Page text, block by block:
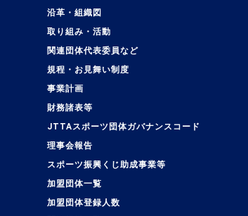
沿革・組織図
取り組み・活動
関連団体代表委員など
規程・お見舞い制度
事業計画
財務諸表等
JTTAスポーツ団体ガバナンスコード
理事会報告
スポーツ振興くじ助成事業等
加盟団体一覧
加盟団体登録人数